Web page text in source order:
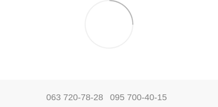
063 720-78-28 095 700-40-15